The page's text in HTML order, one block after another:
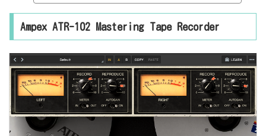
ev.A（Bluestripe）、Rev.E（Blackface）、AE（Anniversary Edi
Ampex ATR-102 Mastering Tape Recorder